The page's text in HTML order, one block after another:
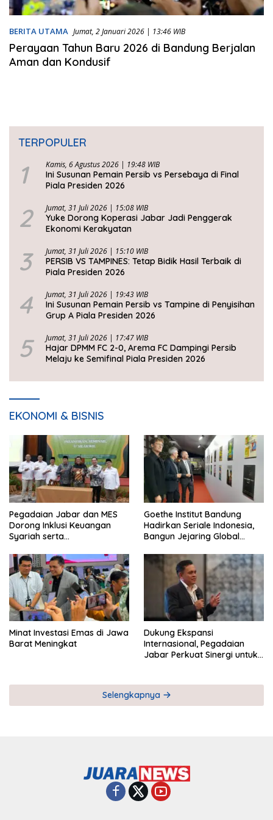
BERITA UTAMA Jumat, 2 Januari 2026 | 13:46 WIB
Perayaan Tahun Baru 2026 di Bandung Berjalan
Aman dan Kondusif
TERPOPULER
1 Kamis, 6 Agustus 2026 | 19:48 WIB
Ini Susunan Pemain Persib vs Persebaya di Final
Piala Presiden 2026
2 Jumat, 31 Juli 2026 | 15:08 WIB
Yuke Dorong Koperasi Jabar Jadi Penggerak
Ekonomi Kerakyatan
3 Jumat, 31 Juli 2026 | 15:10 WIB
PERSIB VS TAMPINES: Tetap Bidik Hasil Terbaik di
Piala Presiden 2026
4 Jumat, 31 Juli 2026 | 19:43 WIB
Ini Susunan Pemain Persib vs Tampine di Penyisihan
Grup A Piala Presiden 2026
5 Jumat, 31 Juli 2026 | 17:47 WIB
Hajar DPMM FC 2-0, Arema FC Dampingi Persib
Melaju ke Semifinal Piala Presiden 2026
EKONOMI & BISNIS
Pegadaian Jabar dan MES
Dorong Inklusi Keuangan
Syariah serta
Goethe Institut Bandung
Hadirkan Seriale Indonesia,
Bangun Jejaring Global
Minat Investasi Emas di Jawa
Barat Meningkat
Dukung Ekspansi
Internasional, Pegadaian
Jabar Perkuat Sinergi untuk
Selengkapnya